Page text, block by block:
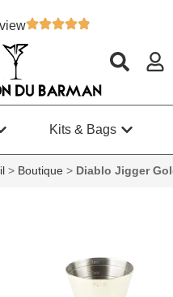
Kits & Bags
> Boutique > Diablo Jigger